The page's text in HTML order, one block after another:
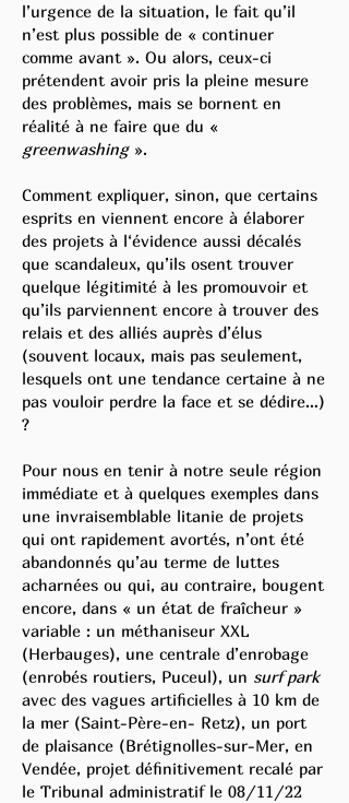
l’urgence de la situation, le fait qu’il
n’est plus possible de « continuer
comme avant ». Ou alors, ceux-ci
prétendent avoir pris la pleine mesure
des problèmes, mais se bornent en
réalité à ne faire que du «
greenwashing».
Comment expliquer, sinon, que certains
esprits en viennent encore à élaborer
des projets à l‘évidence aussi décalés
que scandaleux, qu’ils osent trouver
quelque légitimité à les promouvoir et
qu’ils parviennent encore à trouver des
relais et des alliés auprès d’élus
(souvent locaux, mais pas seulement,
lesquels ont une tendance certaine à ne
pas vouloir perdre la face et se dédire…)
?
Pour nous en tenir à notre seule région
immédiate et à quelques exemples dans
une invraisemblable litanie de projets
qui ont rapidement avortés, n’ont été
abandonnés qu’au terme de luttes
acharnées ou qui, au contraire, bougent
encore, dans « un état de fraîcheur »
variable : un méthaniseur XXL
(Herbauges), une centrale d’enrobage
(enrobés routiers, Puceul), un surf park
avec des vagues artificielles à 10 km de
la mer (Saint-Père-en- Retz), un port
de plaisance (Brétignolles-sur-Mer, en
Vendée, projet définitivement recalé par
le Tribunal administratif le 08/11/22